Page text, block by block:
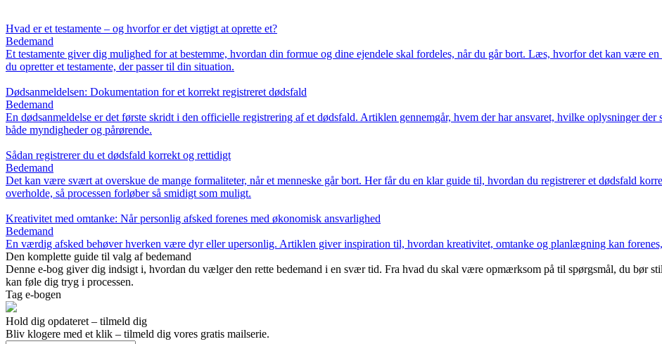
Hvad er et testamente – og hvorfor er det vigtigt at oprette et?
Bedemand
Et testamente giver dig mulighed for at bestemme, hvordan din formue og dine ejendele skal fordeles, når du går bort. Læs, hvorfor det kan være
du opretter et testamente, der passer til din situation.
Dødsanmeldelsen: Dokumentation for et korrekt registreret dødsfald
Bedemand
En dødsanmeldelse er det første skridt i den officielle registrering af et dødsfald. Artiklen gennemgår, hvem der har ansvaret, hvilke oplysninger
både myndigheder og pårørende.
Sådan registrerer du et dødsfald korrekt og rettidigt
Bedemand
Det kan være svært at overskue de mange formaliteter, når et menneske går bort. Her får du en klar guide til, hvordan du registrerer et dødsfald
overholde, så processen forløber så smidigt som muligt.
Kreativitet med omtanke: Når personlig afsked forenes med økonomisk ansvarlighed
Bedemand
En værdig afsked behøver hverken være dyr eller upersonlig. Artiklen giver inspiration til, hvordan kreativitet, omtanke og planlægning kan
Den komplette guide til valg af bedemand
Denne e-bog giver dig indsigt i, hvordan du vælger den rette bedemand i en svær tid. Fra hvad du skal være opmærksom på til spørgsmål, du bør
kan føle dig tryg i processen.
Tag e-bogen
Hold dig opdateret – tilmeld dig
Bliv klogere med et klik – tilmeld dig vores gratis mailserie.